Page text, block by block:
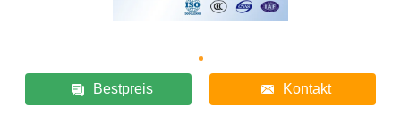
Bestpreis Kontakt